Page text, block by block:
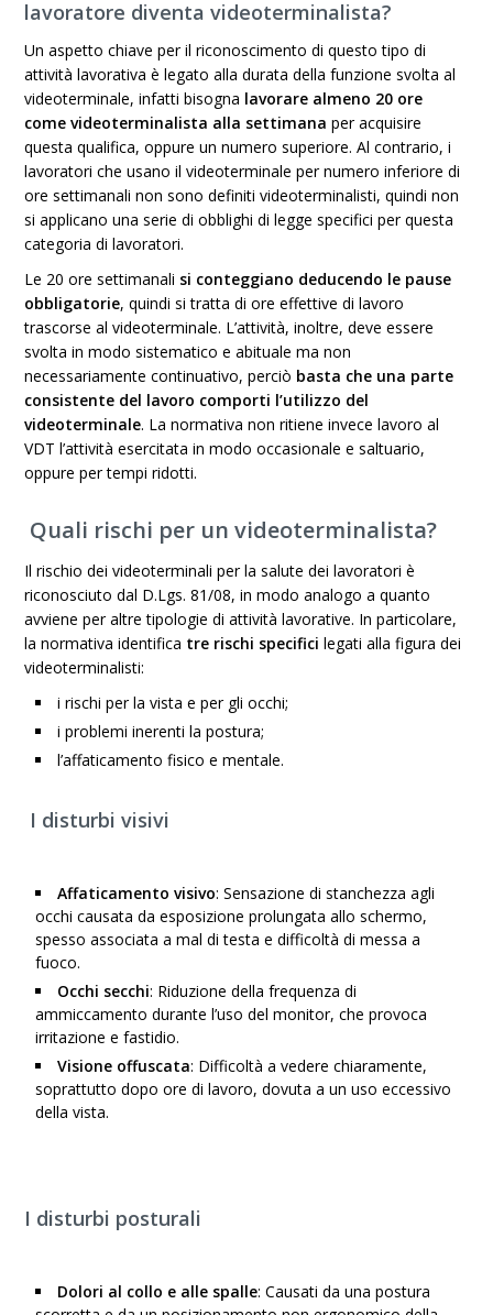
lavoratore diventa videoterminalista?
Un aspetto chiave per il riconoscimento di questo tipo di
attività lavorativa è legato alla durata della funzione svolta al
videoterminale, infatti bisogna lavorare almeno 20 ore
come videoterminalista alla settimana per acquisire
questa qualifica, oppure un numero superiore. Al contrario, i
lavoratori che usano il videoterminale per numero inferiore di
ore settimanali non sono definiti videoterminalisti, quindi non
si applicano una serie di obblighi di legge specifici per questa
categoria di lavoratori.
Le 20 ore settimanali si conteggiano deducendo le pause
obbligatorie, quindi si tratta di ore effettive di lavoro
trascorse al videoterminale. L’attività, inoltre, deve essere
svolta in modo sistematico e abituale ma non
necessariamente continuativo, perciò basta che una parte
consistente del lavoro comporti l’utilizzo del
videoterminale. La normativa non ritiene invece lavoro al
VDT l’attività esercitata in modo occasionale e saltuario,
oppure per tempi ridotti.
Quali rischi per un videoterminalista?
Il rischio dei videoterminali per la salute dei lavoratori è
riconosciuto dal D.Lgs. 81/08, in modo analogo a quanto
avviene per altre tipologie di attività lavorative. In particolare,
la normativa identifica tre rischi specifici legati alla figura dei
videoterminalisti:
i rischi per la vista e per gli occhi;
i problemi inerenti la postura;
l’affaticamento fisico e mentale.
I disturbi visivi
Affaticamento visivo: Sensazione di stanchezza agli
occhi causata da esposizione prolungata allo schermo,
spesso associata a mal di testa e difficoltà di messa a
fuoco.
Occhi secchi: Riduzione della frequenza di
ammiccamento durante l’uso del monitor, che provoca
irritazione e fastidio.
Visione offuscata: Difficoltà a vedere chiaramente,
soprattutto dopo ore di lavoro, dovuta a un uso eccessivo
della vista.
I disturbi posturali
Dolori al collo e alle spalle: Causati da una postura